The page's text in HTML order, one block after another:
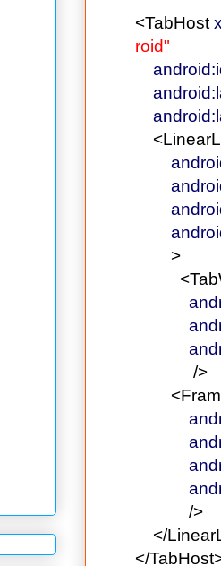
<TabHost
roid"
>
/>
/>
</
</TabHost